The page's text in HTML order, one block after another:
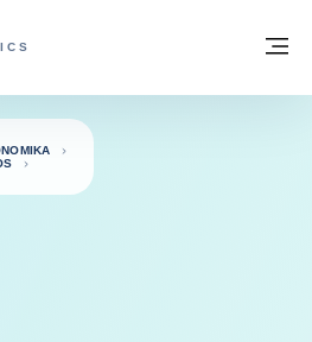
FOR TRADE - GRUPĖS